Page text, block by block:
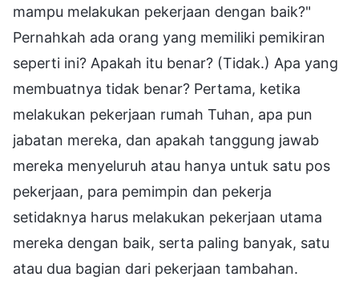
mampu melakukan pekerjaan dengan baik?"
Pernahkah ada orang yang memiliki pemikiran
seperti ini? Apakah itu benar? (Tidak.) Apa yang
membuatnya tidak benar? Pertama, ketika
melakukan pekerjaan rumah Tuhan, apa pun
jabatan mereka, dan apakah tanggung jawab
mereka menyeluruh atau hanya untuk satu pos
pekerjaan, para pemimpin dan pekerja
setidaknya harus melakukan pekerjaan utama
mereka dengan baik, serta paling banyak, satu
atau dua bagian dari pekerjaan tambahan.